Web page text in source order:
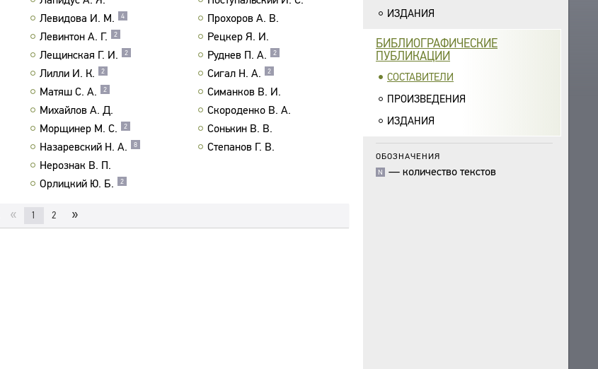
Левидова И. М.
4
Левинтон А. Г. 2
Лещинская Г. И. 2
Лилли И. К. 2
Матяш С. А. 2
Михайлов А. Д.
Морщинер М. С.
2
Назаревский Н. А. 8
Нерознак В. П.
Орлицкий Ю. Б.
2
Прохоров А. В.
Рецкер Я. И.
Руднев П. А.
2
Сигал Н. А. 2
Симанков В. И.
Скороденко В. А.
Сонькин В. В.
Степанов Г. В.
« 1 2 »
ИЗДАНИЯ
БИБЛИОГРАФИЧЕСКИЕ
ПУБЛИКАЦИИ
СОСТАВИТЕЛИ
ПРОИЗВЕДЕНИЯ
ИЗДАНИЯ
ОБОЗНАЧЕНИЯ
N — количество текстов